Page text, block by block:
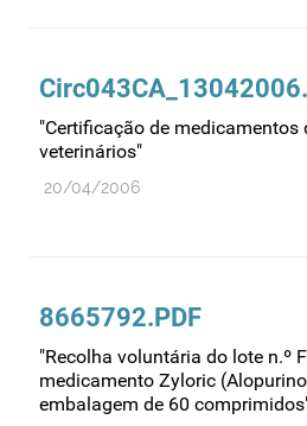
Ensaios clínicos
Entidades reguladoras
Estrutura e organização
Fabrico
Farmacovigilância
Farmácias
"Certificação de medicamentos
veterinários"
20/04/2006
8665792.PDF
"Recolha voluntária do lote n.º
medicamento Zyloric
embalagem de 60